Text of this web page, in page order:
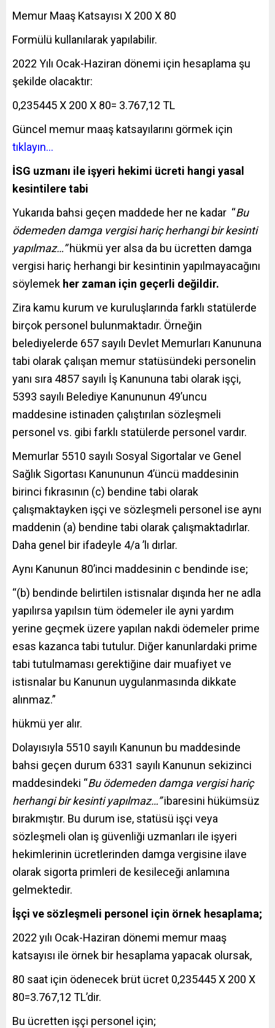
Memur Maaş Katsayısı X 200 X 80
Formülü kullanılarak yapılabilir.
2022 Yılı Ocak-Haziran dönemi için hesaplama şu
şekilde olacaktır:
0,235445 X 200 X 80= 3.767,12 TL
Güncel memur maaş katsayılarını görmek için
tıklayın…
İSG uzmanı ile işyeri hekimi ücreti hangi yasal
kesintilere tabi
Yukarıda bahsi geçen maddede her ne kadar “Bu
ödemeden damga vergisi hariç herhangi bir kesinti
yapılmaz…”hükmü yer alsa da bu ücretten damga
vergisi hariç herhangi bir kesintinin yapılmayacağını
söylemek her zaman için geçerli değildir.
Zira kamu kurum ve kuruluşlarında farklı statülerde
birçok personel bulunmaktadır. Örneğin
belediyelerde 657 sayılı Devlet Memurları Kanununa
tabi olarak çalışan memur statüsündeki personelin
yanı sıra 4857 sayılı İş Kanununa tabi olarak işçi,
5393 sayılı Belediye Kanununun 49’uncu
maddesine istinaden çalıştırılan sözleşmeli
personel vs. gibi farklı statülerde personel vardır.
Memurlar 5510 sayılı Sosyal Sigortalar ve Genel
Sağlık Sigortası Kanununun 4’üncü maddesinin
birinci fıkrasının (c) bendine tabi olarak
çalışmaktayken işçi ve sözleşmeli personel ise aynı
maddenin (a) bendine tabi olarak çalışmaktadırlar.
Daha genel bir ifadeyle 4/a ’lı dırlar.
Aynı Kanunun 80’inci maddesinin c bendinde ise;
“(b) bendinde belirtilen istisnalar dışında her ne adla
yapılırsa yapılsın tüm ödemeler ile ayni yardım
yerine geçmek üzere yapılan nakdi ödemeler prime
esas kazanca tabi tutulur. Diğer kanunlardaki prime
tabi tutulmaması gerektiğine dair muafiyet ve
istisnalar bu Kanunun uygulanmasında dikkate
alınmaz.”
hükmü yer alır.
Dolayısıyla 5510 sayılı Kanunun bu maddesinde
bahsi geçen durum 6331 sayılı Kanunun sekizinci
maddesindeki “Bu ödemeden damga vergisi hariç
herhangi bir kesinti yapılmaz…”ibaresini hükümsüz
bırakmıştır. Bu durum ise, statüsü işçi veya
sözleşmeli olan iş güvenliği uzmanları ile işyeri
hekimlerinin ücretlerinden damga vergisine ilave
olarak sigorta primleri de kesileceği anlamına
gelmektedir.
İşçi ve sözleşmeli personel için örnek hesaplama;
2022 yılı Ocak-Haziran dönemi memur maaş
katsayısı ile örnek bir hesaplama yapacak olursak,
80 saat için ödenecek brüt ücret 0,235445 X 200 X
80=3.767,12 TL’dir.
Bu ücretten işçi personel için;